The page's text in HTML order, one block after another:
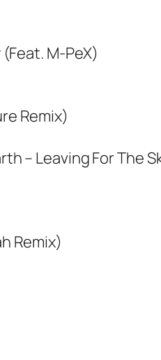
M-PeX)
Remix)
– Leaving For The
Remix)